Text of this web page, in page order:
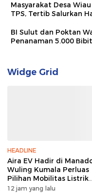
Masyarakat Desa
TPS, Tertib Salurkan
BI Sulut dan Poktan
Penanaman 5.000
Widge Grid
HEADLINE
Aira EV Hadir di
Wuling Kumala Perluas
Pilihan Mobilitas Listrik
untuk Masyarakat
12 jam yang lalu